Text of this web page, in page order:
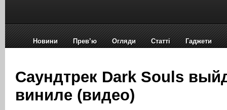
Новини Прев’ю Огляди Статті Гаджети
Саундтрек Dark Souls
виниле (видео)